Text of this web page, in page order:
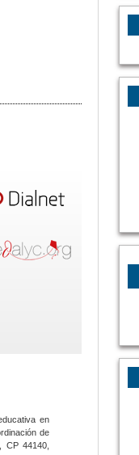
en
de
CP 44140,